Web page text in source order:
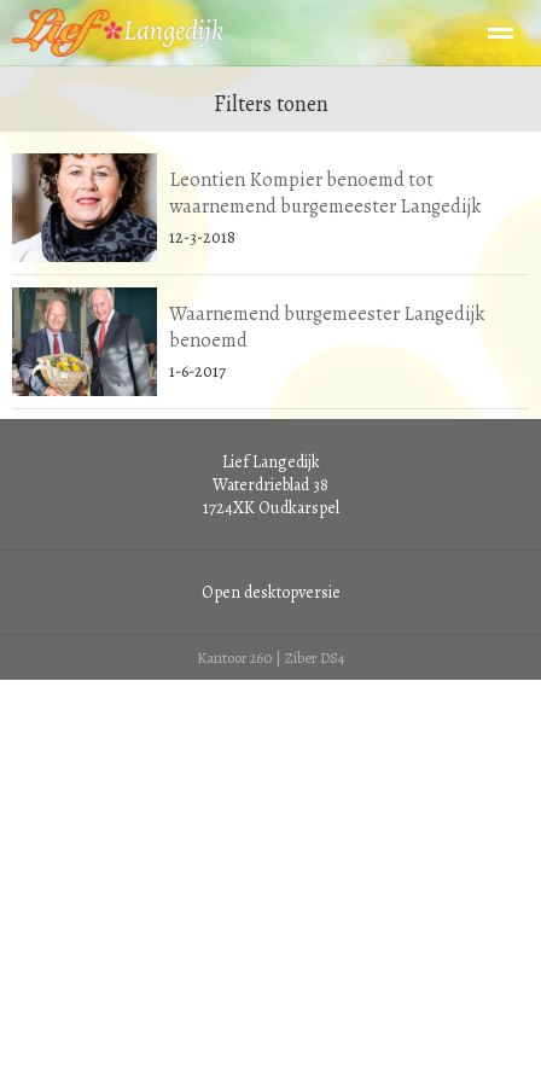
Home Nieuws
Filters tonen
Leontien Kompier benoemd tot
waarnemend burgemeester Langedijk
12-3-2018
Waarnemend burgemeester Langedijk
benoemd
1-6-2017
Lief Langedijk
Waterdrieblad 38
1724XK Oudkarspel
Open desktopversie
Kantoor 260 | Ziber DS4